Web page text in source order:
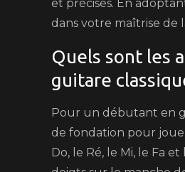
et précises. En
dans votre maîtrise de
Quels sont les
guitare
Pour un débutant en
de fondation pour
Do, le Ré, le Mi, le Fa